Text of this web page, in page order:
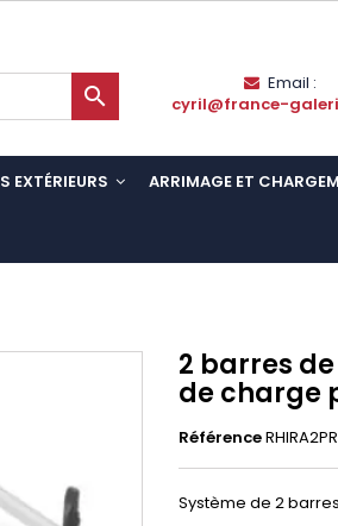

Email :
cyril@france-
EXTÉRIEURS ARRIMAGE ET
2 barres
de charge
RéférenceRHIRA2PR
Système de 2